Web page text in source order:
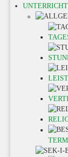
UNTERRICHT